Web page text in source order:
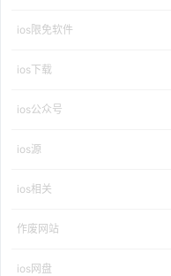
ios限免软件
ios下载
ios公众号
ios源
ios相关
作废网站
ios网盘